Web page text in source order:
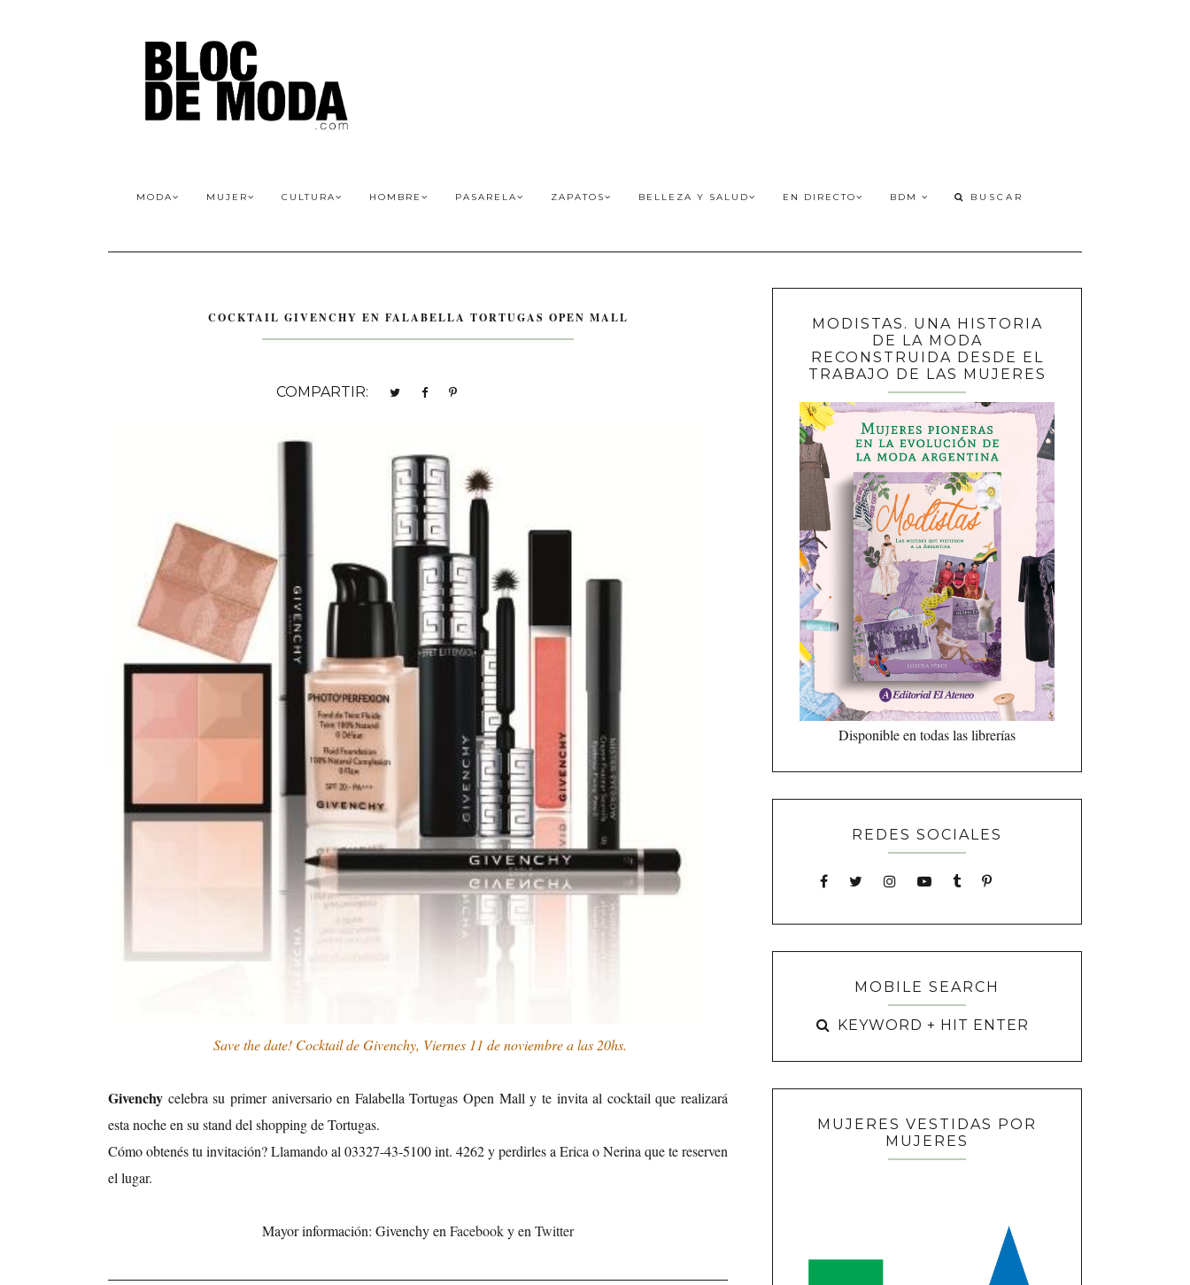
MODA MUJER CULTURA HOMBRE PASARELA ZAPATOS BELLEZA Y SALUD EN DIRECTO BDM
COCKTAIL GIVENCHY EN FALABELLA TORTUGAS OPEN MALL
COMPARTIR:
Save the date! Cocktail de Givenchy, Viernes 11 de noviembre a las 20hs.
Givenchy celebra su primer aniversario en Falabella Tortugas Open Mall y te invita al cocktail que realizará
esta noche en su stand del shopping de Tortugas.
Cómo obtenés tu invitación? Llamando al 03327-43-5100 int. 4262 y perdirles a Erica o Nerina que te reserven
el lugar.
Mayor información: Givenchy enFacebooky enTwitter
MODISTAS. UNA HISTORIA
DE LA MODA
RECONSTRUIDA DESDE EL
TRABAJO DE LAS MUJERES
Disponible en todas las librerías
REDES SOCIALES
MOBILE SEARCH
MUJERES VESTIDAS POR
MUJERES